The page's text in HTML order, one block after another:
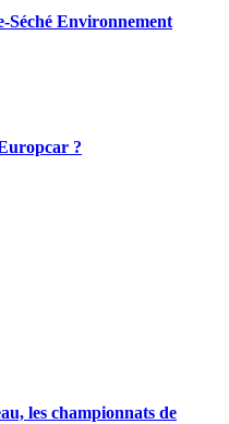
Séché Environnement
?
les championnats de